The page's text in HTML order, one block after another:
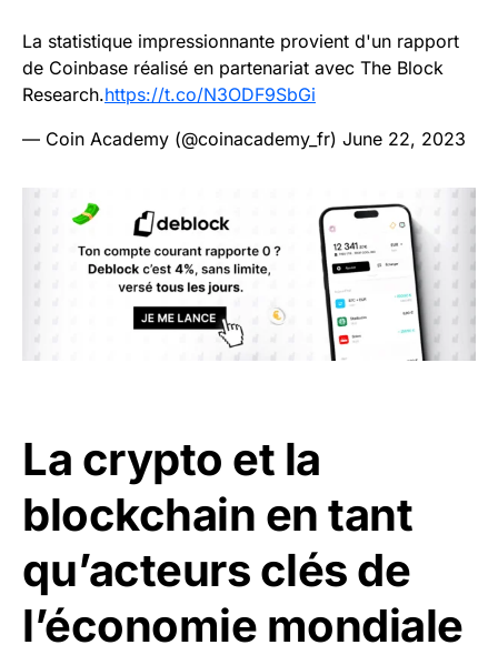
La statistique impressionnante provient d'un rapport
de Coinbase réalisé en partenariat avec The Block
Research.https://t.co/N3ODF9SbGi
— Coin Academy (@coinacademy_fr) June 22, 2023
La crypto et la
blockchain en tant
qu’acteurs clés de
l’économie mondiale